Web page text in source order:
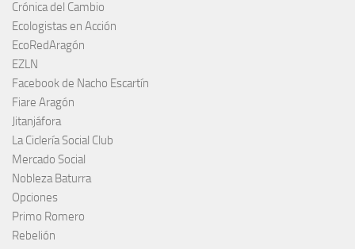
Crónica del Cambio
Ecologistas en Acción
EcoRedAragón
EZLN
Facebook de Nacho Escartín
Fiare Aragón
Jitanjáfora
La Ciclería Social Club
Mercado Social
Nobleza Baturra
Opciones
Primo Romero
Rebelión